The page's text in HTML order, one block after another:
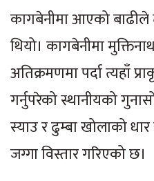
कागबेनीमा आएको बाढीले
थियो। कागबेनीमा
अतिक्रमणमा पर्दा त्यहाँ
गर्नुपरेको स्थानीयको
स्याउ र ढुम्बा खोलाको
जग्गा विस्तार गरिएको छ।